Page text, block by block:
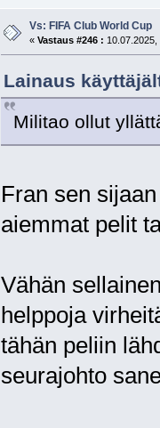
Vs: FIFA Club World Cup
« Vastaus #246 : 10.07.2025,
Lainaus
Militao ollut
Fran sen
aiemmat pelit
Vähän
helppoja
tähän peliin
seurajohto